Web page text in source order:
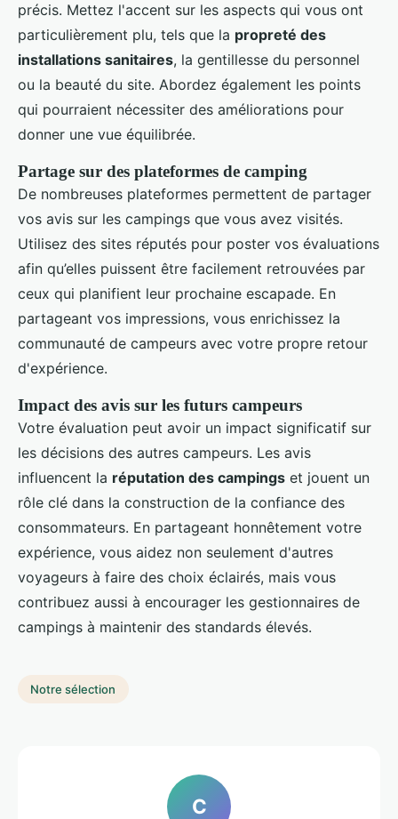
précis. Mettez l'accent sur les aspects qui vous ont
particulièrement plu, tels que la propreté des
installations sanitaires, la gentillesse du personnel
ou la beauté du site. Abordez également les points
qui pourraient nécessiter des améliorations pour
donner une vue équilibrée.
Partage sur des plateformes de camping
De nombreuses plateformes permettent de partager
vos avis sur les campings que vous avez visités.
Utilisez des sites réputés pour poster vos évaluations
afin qu’elles puissent être facilement retrouvées par
ceux qui planifient leur prochaine escapade. En
partageant vos impressions, vous enrichissez la
communauté de campeurs avec votre propre retour
d'expérience.
Impact des avis sur les futurs campeurs
Votre évaluation peut avoir un impact significatif sur
les décisions des autres campeurs. Les avis
influencent la réputation des campings et jouent un
rôle clé dans la construction de la confiance des
consommateurs. En partageant honnêtement votre
expérience, vous aidez non seulement d'autres
voyageurs à faire des choix éclairés, mais vous
contribuez aussi à encourager les gestionnaires de
campings à maintenir des standards élevés.
Notre sélection
C